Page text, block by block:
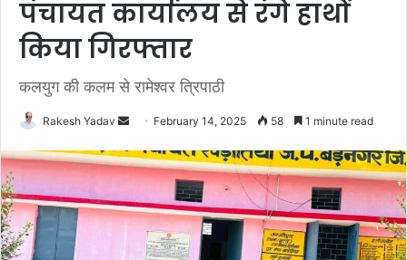
पंचायत कार्यालय से रंगे हाथों
किया गिरफ्तार
कलयुग की कलम से रामेश्वर त्रिपाठी
Rakesh Yadav
n
d
a
February 14, 2025 58 1 minute read